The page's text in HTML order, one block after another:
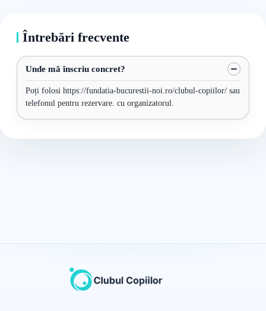
Întrebări frecvente
Unde mă înscriu concret?
Poți folosi https://fundatia-bucurestii-noi.ro/clubul-copiilor/ sau
telefonul pentru rezervare. cu organizatorul.